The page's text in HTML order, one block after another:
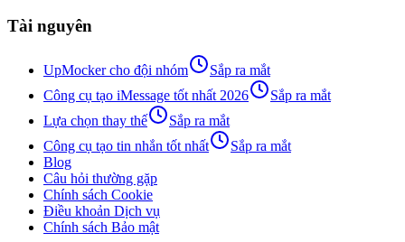
Tài nguyên
UpMocker cho đội nhóm
Sắp ra mắt
Công cụ tạo iMessage tốt nhất 2026
Sắp ra mắt
Lựa chọn thay thế
Sắp ra mắt
Công cụ tạo tin nhắn tốt nhất
Sắp ra mắt
Blog
Câu hỏi thường gặp
Chính sách Cookie
Điều khoản Dịch vụ
Chính sách Bảo mật